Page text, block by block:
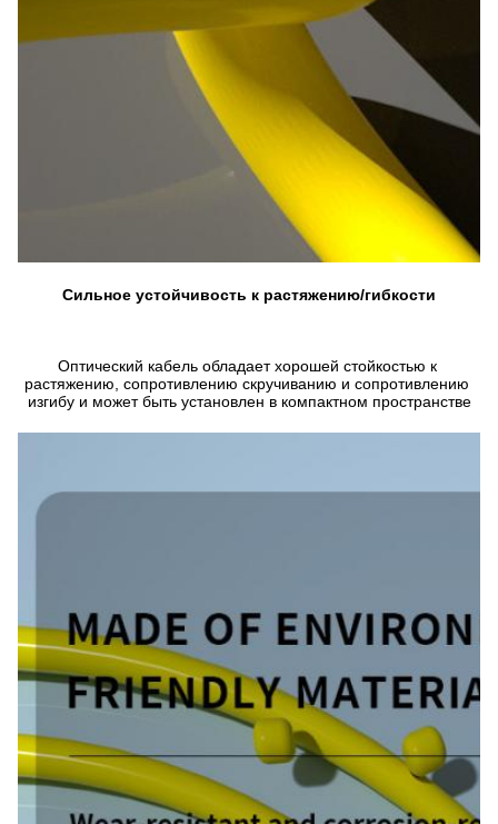
Сильное устойчивость к растяжению/гибкости
Оптический кабель обладает хорошей стойкостью к
растяжению, сопротивлению скручиванию и сопротивлению
изгибу и может быть установлен в компактном пространстве